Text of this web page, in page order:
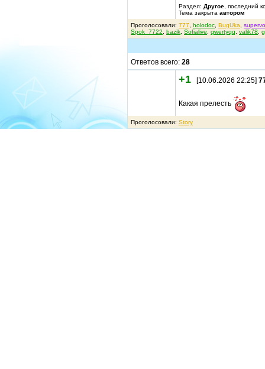
Раздел: Другое , последний
Тема закрыта автором
Проголосовали: 777 holodoc BugUka
Spok_7722
bazik Sofialive qwertyqq valik78
Ответов всего: 28
+1 [10.06.2026 22:25]
Какая прелесть
Проголосовали: Story